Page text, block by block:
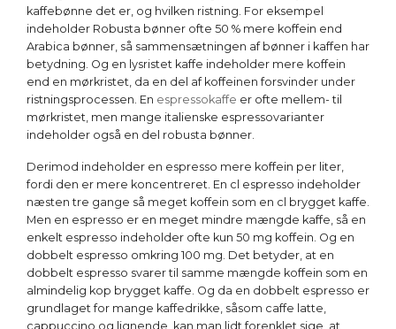
kaffebønne det er, og hvilken ristning. For eksempel
indeholder Robusta bønner ofte 50 % mere koffein end
Arabica bønner, så sammensætningen af bønner i kaffen har
betydning. Og en lysristet kaffe indeholder mere koffein
end en mørkristet, da en del af koffeinen forsvinder under
ristningsprocessen. En espressokaffe er ofte mellem- til
mørkristet, men mange italienske espressovarianter
indeholder også en del robusta bønner.
Derimod indeholder en espresso mere koffein per liter,
fordi den er mere koncentreret. En cl espresso indeholder
næsten tre gange så meget koffein som en cl brygget kaffe.
Men en espresso er en meget mindre mængde kaffe, så en
enkelt espresso indeholder ofte kun 50 mg koffein. Og en
dobbelt espresso omkring 100 mg. Det betyder, at en
dobbelt espresso svarer til samme mængde koffein som en
almindelig kop brygget kaffe. Og da en dobbelt espresso er
grundlaget for mange kaffedrikke, såsom caffe latte,
cappuccino og lignende, kan man lidt forenklet sige, at